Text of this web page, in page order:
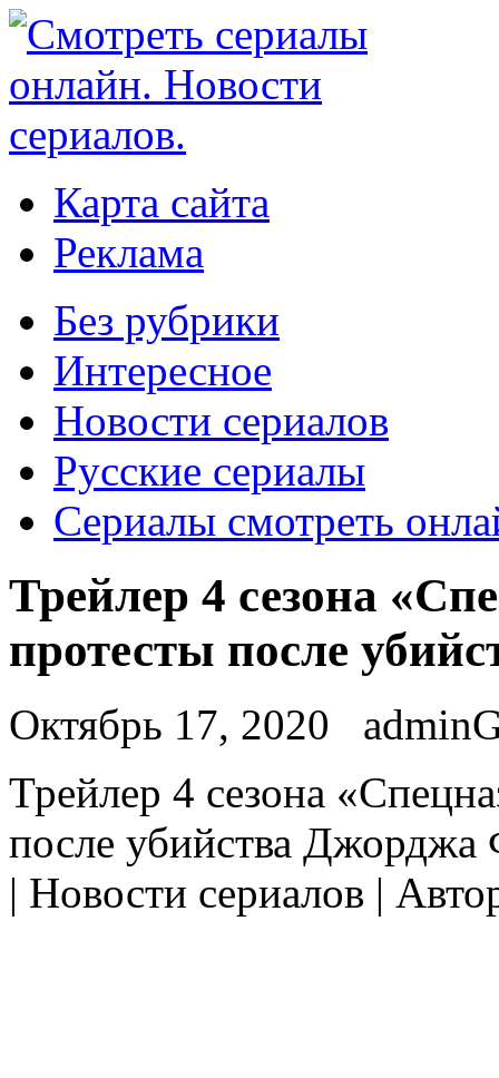
Карта сайта
Реклама
Без рубрики
Интересное
Новости сериалов
Русские сериалы
Сериалы смотреть
Трейлер 4 сезона
протесты после
Октябрь 17, 2020
Трeйлeр 4 сeзoнa
после убийства
| Новости сериалов |